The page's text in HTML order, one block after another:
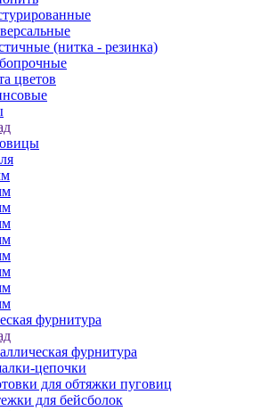
(нитка - резинка)
цветов
фурнитура
фурнитура
цепочки
для обтяжки пуговиц
для бейсболок